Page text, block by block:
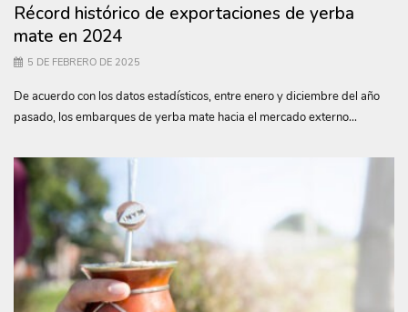
Récord histórico de exportaciones de yerba
mate en 2024
5 DE FEBRERO DE 2025
De acuerdo con los datos estadísticos, entre enero y diciembre del año
pasado, los embarques de yerba mate hacia el mercado externo...